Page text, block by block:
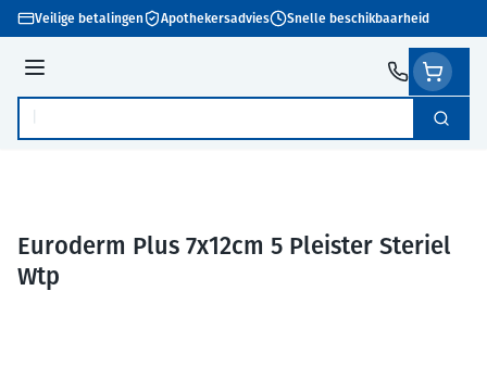
Ga naar de inhoud
Veilige betalingen Apothekersadvies Snelle beschikbaarheid
Menu
Product, merk, categorie... Zoek
Euroderm Plus 7x12cm 5 Pleister Steriel
Wtp